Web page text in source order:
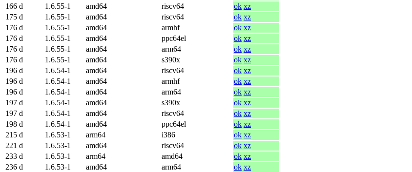
166 d
1.6.55-1 amd64 riscv64 ok xz
175 d
1.6.55-1 amd64 riscv64 ok xz
176 d
1.6.55-1 amd64 armhf ok xz
176 d
1.6.55-1 amd64 ppc64el ok xz
176 d
1.6.55-1 amd64 arm64 ok xz
176 d
1.6.55-1 amd64 s390x ok xz
196 d
1.6.54-1 amd64 riscv64 ok xz
196 d
1.6.54-1 amd64 armhf ok xz
196 d
1.6.54-1 amd64 arm64 ok xz
197 d
1.6.54-1 amd64 s390x ok xz
197 d
1.6.54-1 amd64 riscv64 ok xz
198 d
1.6.54-1 amd64 ppc64el ok xz
215 d
1.6.53-1 arm64 i386 ok xz
221 d
1.6.53-1 amd64 riscv64 ok xz
233 d
1.6.53-1 arm64 amd64 ok xz
236 d
1.6.53-1 amd64 arm64 ok xz